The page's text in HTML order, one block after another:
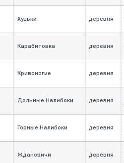
Хуцьки деревня
Карабитовка деревня
Кривоногие деревня
Дольные Налибоки деревня
Горные Налибоки деревня
Ждановичи деревня